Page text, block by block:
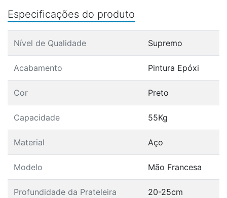
Especificações do produto
Nível de Qualidade Supremo
Acabamento Pintura Epóxi
Cor Preto
Capacidade 55Kg
Material Aço
Modelo Mão Francesa
Profundidade da Prateleira 20-25cm